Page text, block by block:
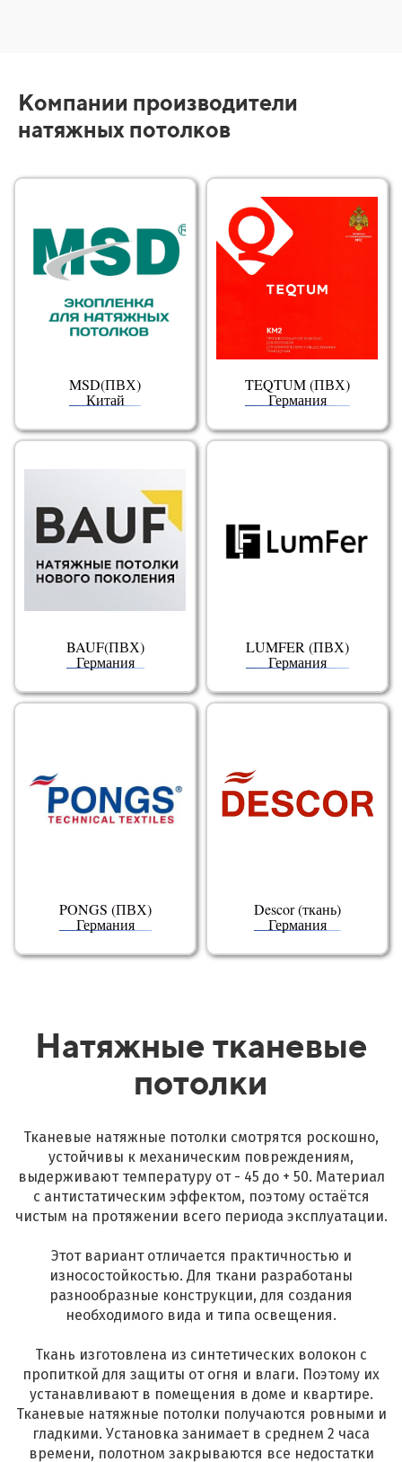
Компании производители
натяжных потолков
MSD(ПВХ)
Китай
TEQTUM (ПВХ)
Германия
BAUF(ПВХ)
Германия
LUMFER (ПВХ)
Германия
PONGS (ПВХ)
Германия
Descor (ткань)
Германия
Натяжные тканевые
потолки
Тканевые натяжные потолки смотрятся роскошно,
устойчивы к механическим повреждениям,
выдерживают температуру от - 45 до + 50. Материал
с антистатическим эффектом, поэтому остаётся
чистым на протяжении всего периода эксплуатации.
Этот вариант отличается практичностью и
износостойкостью. Для ткани разработаны
разнообразные конструкции, для создания
необходимого вида и типа освещения.
Ткань изготовлена из синтетических волокон с
пропиткой для защиты от огня и влаги. Поэтому их
устанавливают в помещения в доме и квартире.
Тканевые натяжные потолки получаются ровными и
гладкими. Установка занимает в среднем 2 часа
времени, полотном закрываются все недостатки